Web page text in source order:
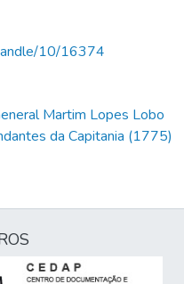
10/16374
Martim Lopes Lobo
da Capitania (1775)